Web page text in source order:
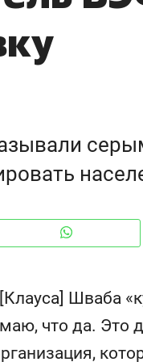
Шваба
что да. Это
ВТБ
150
ID